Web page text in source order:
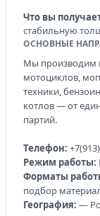
Что вы
стабильную
ОСНОВНЫЕ
Мы производим
мотоциклов,
техники,
котлов — от
партий.
Телефон:
Режим работы:
Форматы
подбор
География: —